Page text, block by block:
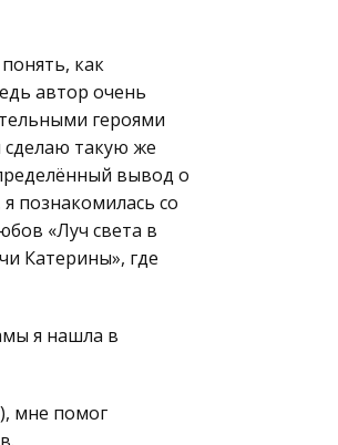
как
автор очень
героями
сделаю такую же
вывод о
познакомилась со
«Луч света в
Катерины», где
я нашла в
мне помог